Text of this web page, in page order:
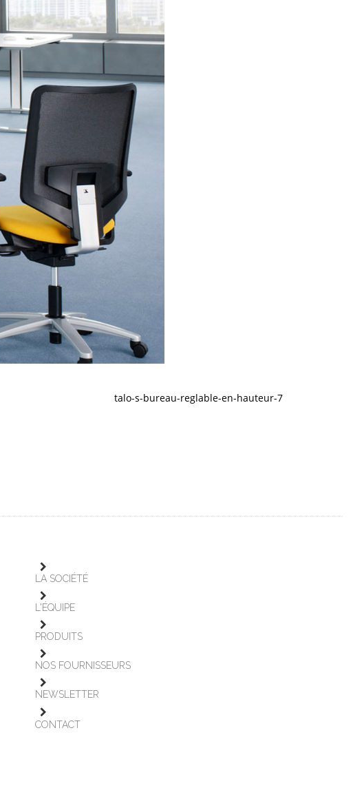
talo-s-bureau-reglable-en-hauteur-7
LA SOCIÉTÉ
L'ÉQUIPE
PRODUITS
NOS FOURNISSEURS
NEWSLETTER
CONTACT